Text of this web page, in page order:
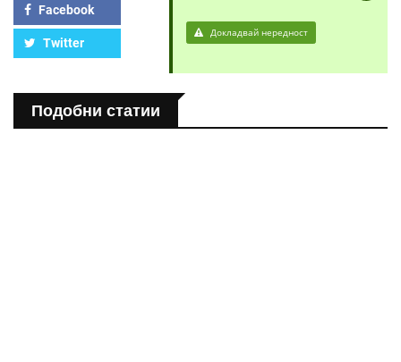
Facebook
Twitter
Докладвай нередност
Подобни статии